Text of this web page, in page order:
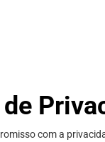
com a